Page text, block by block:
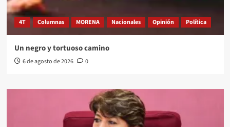
4T Columnas MORENA Nacionales Opinión Política
Un negro y tortuoso camino
6 de agosto de 2026 0